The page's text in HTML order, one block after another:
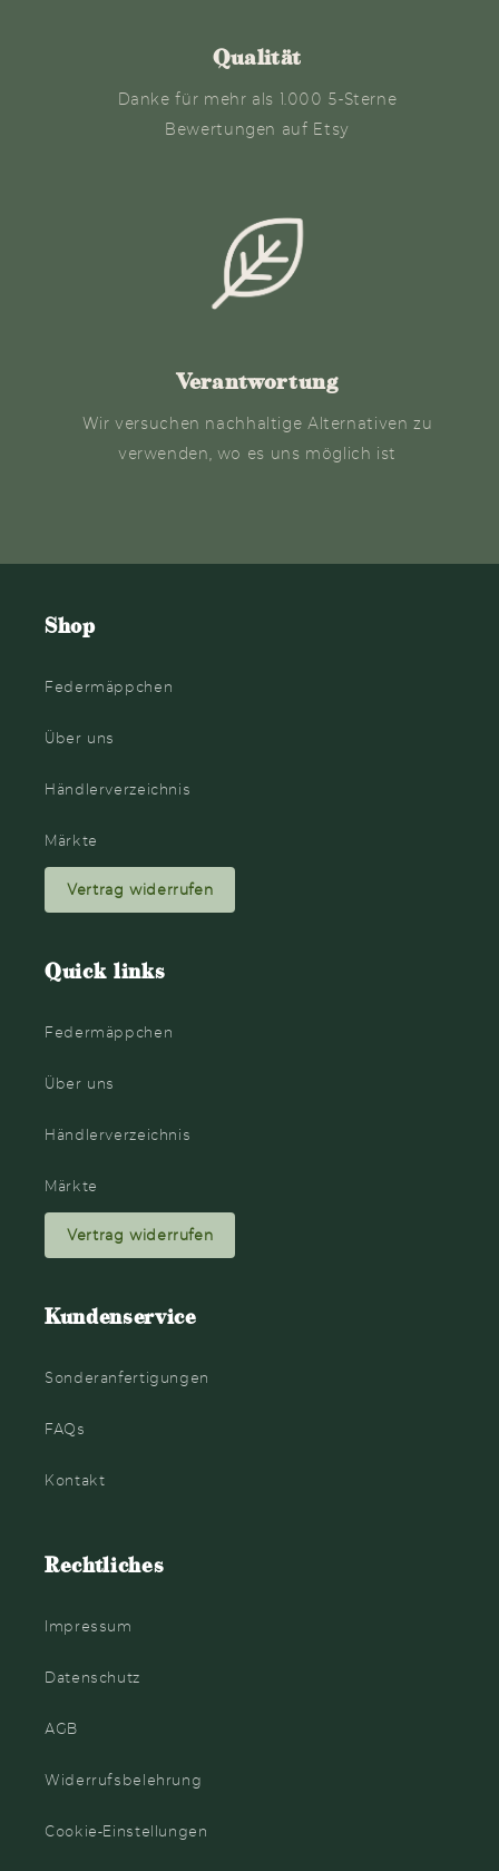
Qualität
Danke für mehr als 1.000 5-Sterne
Bewertungen auf Etsy
Verantwortung
Wir versuchen nachhaltige Alternativen zu
verwenden, wo es uns möglich ist
Shop
Federmäppchen
Über uns
Händlerverzeichnis
Märkte
Vertrag widerrufen
Quick links
Federmäppchen
Über uns
Händlerverzeichnis
Märkte
Vertrag widerrufen
Kundenservice
Sonderanfertigungen
FAQs
Kontakt
Rechtliches
Impressum
Datenschutz
AGB
Widerrufsbelehrung
Cookie-Einstellungen